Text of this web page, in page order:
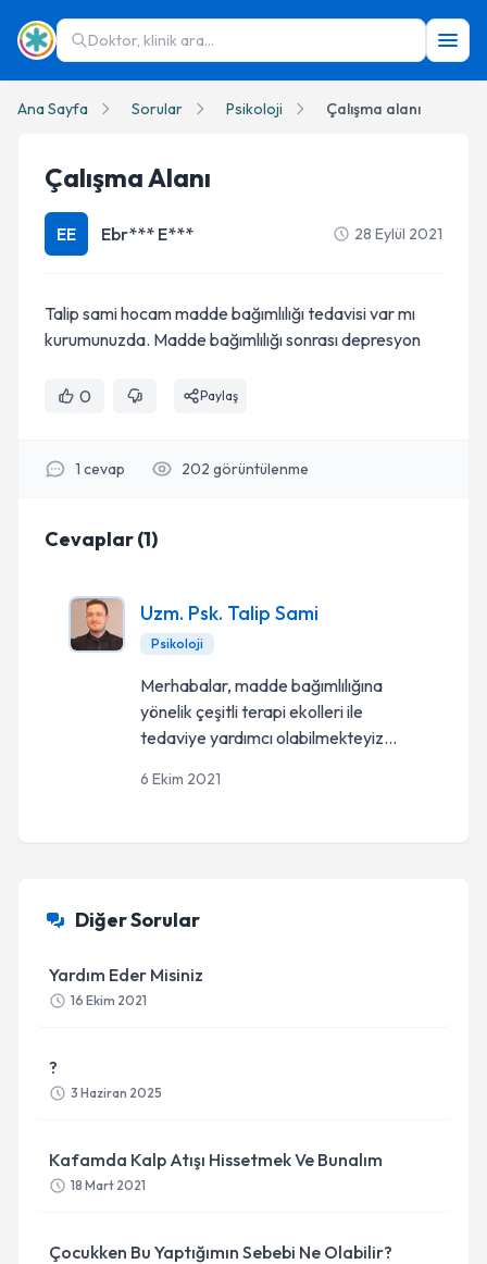
Doktor, klinik ara...
Ana Sayfa Sorular Psikoloji Çalışma alanı
Çalışma Alanı
EE Ebr*** E*** 28 Eylül 2021
Talip sami hocam madde bağımlılığı tedavisi var mı
kurumunuzda. Madde bağımlılığı sonrası depresyon
0 Paylaş
1 cevap 202 görüntülenme
Cevaplar(1)
Uzm. Psk. Talip Sami
Psikoloji
Merhabalar, madde bağımlılığına
yönelik çeşitli terapi ekolleri ile
tedaviye yardımcı olabilmekteyiz...
6 Ekim 2021
Diğer Sorular
Yardım Eder Misiniz
16 Ekim 2021
?
3 Haziran 2025
Kafamda Kalp Atışı Hissetmek Ve Bunalım
18 Mart 2021
Çocukken Bu Yaptığımın Sebebi Ne Olabilir?